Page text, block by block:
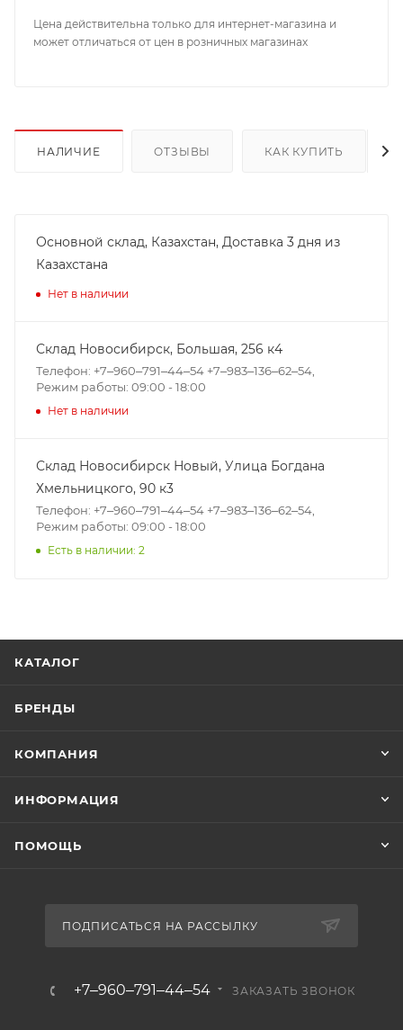
Цена действительна только для интернет-магазина и
может отличаться от цен в розничных магазинах
НАЛИЧИЕ ОТЗЫВЫ КАК КУПИТЬ
Основной склад, Казахстан, Доставка 3 дня из
Казахстана
Нет в наличии
Склад Новосибирск, ​Большая, 256 к4
Телефон: +7‒960‒791‒44‒54 +7‒983‒136‒62‒54,
Режим работы: 09:00 - 18:00
Нет в наличии
Склад Новосибирск Новый, ​Улица Богдана
Хмельницкого, 90 к3
Телефон: +7‒960‒791‒44‒54 +7‒983‒136‒62‒54,
Режим работы: 09:00 - 18:00
Есть в наличии: 2
КАТАЛОГ
БРЕНДЫ
КОМПАНИЯ
ИНФОРМАЦИЯ
ПОМОЩЬ
ПОДПИСАТЬСЯ НА РАССЫЛКУ
+7‒960‒791‒44‒54 ЗАКАЗАТЬ ЗВОНОК